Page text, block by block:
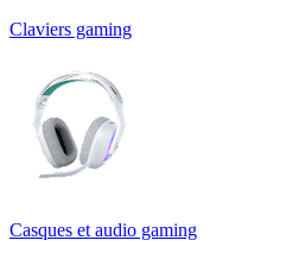
Claviers gaming
Casques et audio gaming